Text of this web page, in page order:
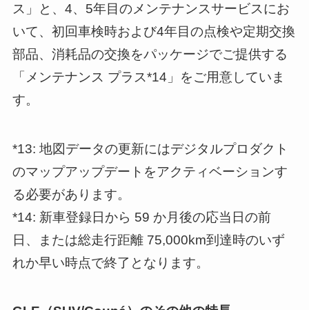
ス」と、4、5年目のメンテナンスサービスにお
いて、初回車検時および4年目の点検や定期交換
部品、消耗品の交換をパッケージでご提供する
「メンテナンス プラス*14」をご用意していま
す。
*13: 地図データの更新にはデジタルプロダクト
のマップアップデートをアクティベーションす
る必要があります。
*14: 新車登録日から 59 か月後の応当日の前
日、または総走行距離 75,000km到達時のいず
れか早い時点で終了となります。